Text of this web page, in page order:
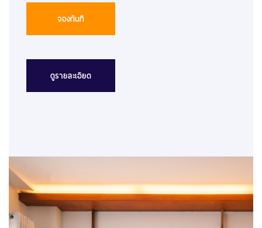
จองทันที
ดูรายละเอียด